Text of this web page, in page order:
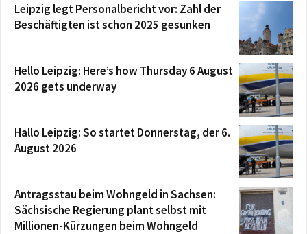
Leipzig legt Personalbericht vor: Zahl der
Beschäftigten ist schon 2025 gesunken
Hello Leipzig: Here’s how Thursday 6 August
2026 gets underway
Hallo Leipzig: So startet Donnerstag, der 6.
August 2026
Antragsstau beim Wohngeld in Sachsen:
Sächsische Regierung plant selbst mit
Millionen-Kürzungen beim Wohngeld